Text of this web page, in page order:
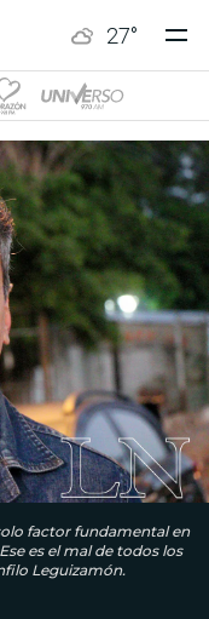
27°
factor fundamental en
es el mal de todos los
Leguizamón.